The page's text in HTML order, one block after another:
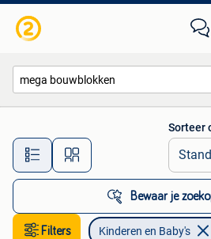
Alle afstanden…
Sorteer
Bewaar je
Filters Kinderen en Baby's